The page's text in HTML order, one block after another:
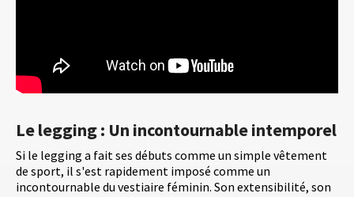
Le legging : Un incontournable intemporel
Si le legging a fait ses débuts comme un simple vêtement
de sport, il s'est rapidement imposé comme un
incontournable du vestiaire féminin. Son extensibilité, son